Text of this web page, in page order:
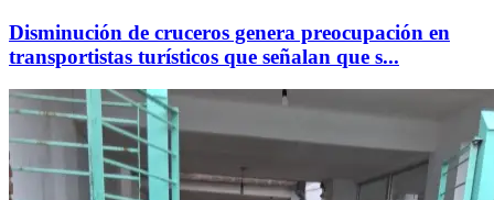
Disminución de cruceros genera preocupación en
transportistas turísticos que señalan que s...